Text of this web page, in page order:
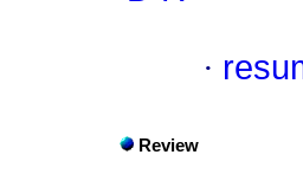
·
Review